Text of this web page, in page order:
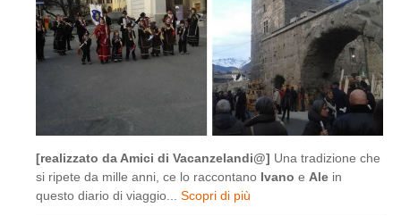
[realizzato da Amici di Vacanzelandi@] Una tradizione che
si ripete da mille anni, ce lo raccontano Ivano e Ale in
questo diario di viaggio... Scopri di più